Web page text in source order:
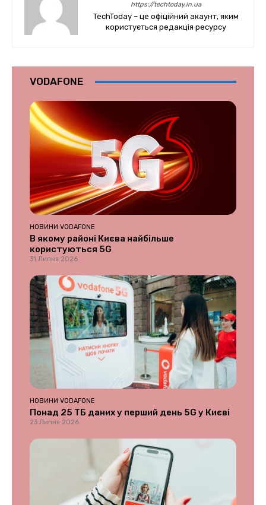
https://techtoday.in.ua
TechToday – це офіційний акаунт, яким
користується редакція ресурсу
VODAFONE
НОВИНИ VODAFONE
В якому районі Києва найбільше
користуються 5G
31 Липня 2026
НОВИНИ VODAFONE
Понад 25 ТБ даних у перший день 5G у Києві
23 Липня 2026